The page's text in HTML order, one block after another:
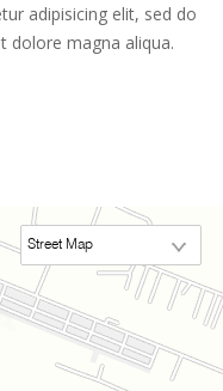
adipisicing elit, sed do
dolore magna aliqua.